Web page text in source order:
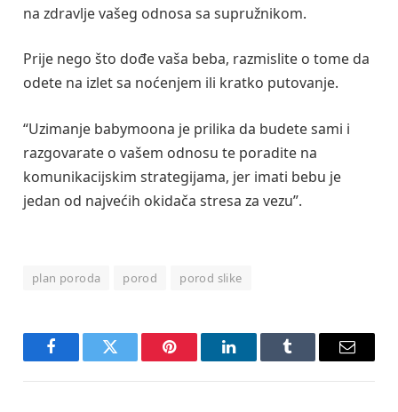
na zdravlje vašeg odnosa sa supružnikom.
Prije nego što dođe vaša beba, razmislite o tome da
odete na izlet sa noćenjem ili kratko putovanje.
“Uzimanje babymoona je prilika da budete sami i
razgovarate o vašem odnosu te poradite na
komunikacijskim strategijama, jer imati bebu je
jedan od najvećih okidača stresa za vezu”.
plan poroda porod porod slike
FacebookTwitter Pinterest LinkedInTumblr Email